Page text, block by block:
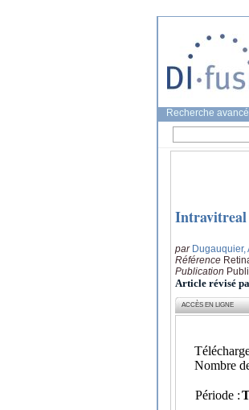
Recherche
Intravitreal
par Dugauquier,
Référence
Publication
Article révisé
ACCÈS EN LIGNE